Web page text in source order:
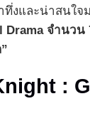
งและน่าสนใจ
Drama จำนวน
: